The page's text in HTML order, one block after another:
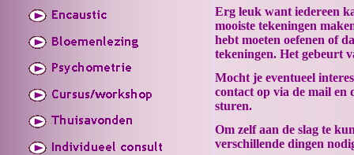
Erg leuk want iedereen
mooiste tekeningen
hebt moeten oefenen of
tekeningen. Het gebeurt
Mocht je eventueel
contact op via de mail en
sturen.
Om zelf aan de slag te
verschillende dingen